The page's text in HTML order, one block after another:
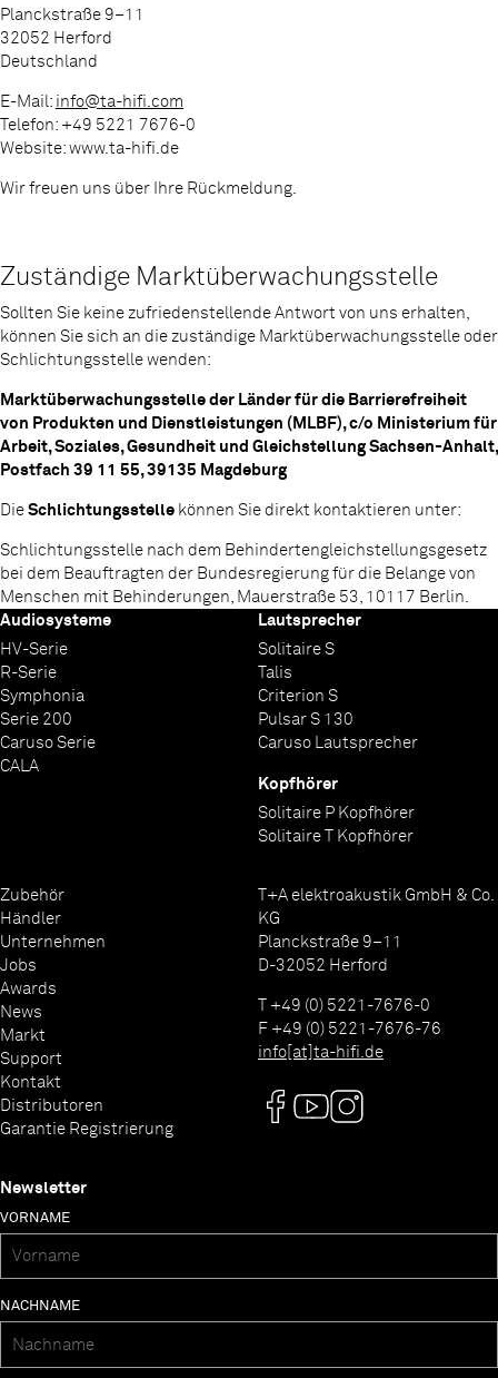
Planckstraße 9–11
32052 Herford
Deutschland
E-Mail: info@ta-hifi.com
Telefon: +49 5221 7676-0
Website: www.ta-hifi.de
Wir freuen uns über Ihre Rückmeldung.
Zuständige Marktüberwachungsstelle
Sollten Sie keine zufriedenstellende Antwort von uns erhalten,
können Sie sich an die zuständige Marktüberwachungsstelle oder
Schlichtungsstelle wenden:
Marktüberwachungsstelle der Länder für die Barrierefreiheit
von Produkten und Dienstleistungen (MLBF), c/o Ministerium für
Arbeit, Soziales, Gesundheit und Gleichstellung Sachsen-Anhalt,
Postfach 39 11 55, 39135 Magdeburg
Die Schlichtungsstelle können Sie direkt kontaktieren unter:
Schlichtungsstelle nach dem Behindertengleichstellungsgesetz
bei dem Beauftragten der Bundesregierung für die Belange von
Menschen mit Behinderungen, Mauerstraße 53, 10117 Berlin.
Audiosysteme
HV-Serie
R-Serie
Symphonia
Serie 200
Caruso Serie
CALA
Lautsprecher
Solitaire S
Talis
Criterion S
Pulsar S 130
Caruso Lautsprecher
Kopfhörer
Solitaire P Kopfhörer
Solitaire T Kopfhörer
Zubehör
Händler
Unternehmen
Jobs
Awards
News
Markt
Support
Kontakt
Distributoren
Garantie Registrierung
T+A elektroakustik GmbH & Co.
KG
Planckstraße 9–11
D-32052 Herford
T +49 (0) 5221-7676-0
F +49 (0) 5221-7676-76
info[at]ta-hifi.de
Newsletter
VORNAME
NACHNAME